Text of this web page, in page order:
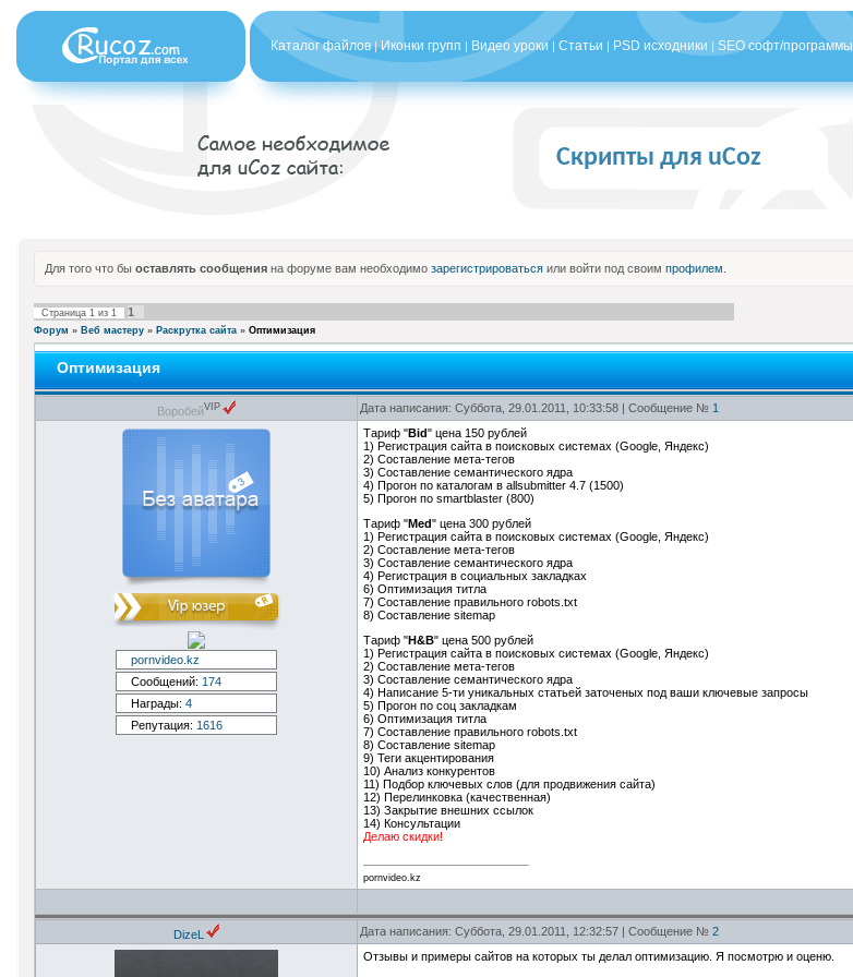
Каталог файлов|Иконки групп | Видео уроки | Статьи | PSD исходники | SEO софт/программы
Скрипты для uCoz
Для того что бы оставлять сообщения на форуме вам необходимо зарегистрироваться или войти под своим профилем
Страница 1 из 1 1
Форум » Веб мастеру » Раскрутка сайта » Оптимизация
Оптимизация
ВоробейVIP Дата написания: Суббота, 29.01.2011, 10:33:58 | Сообщение № 1
pornvideo.kz
Сообщений: 174
Награды: 4
Репутация: 1616
Тариф "Bid" цена 150 рублей
1) Регистрация сайта в поисковых системах (Google, Яндекс)
2) Составление мета-тегов
3) Составление семантического ядра
4) Прогон по каталогам в allsubmitter 4.7 (1500)
5) Прогон по smartblaster (800)
Тариф "Med" цена 300 рублей
1) Регистрация сайта в поисковых системах (Google, Яндекс)
2) Составление мета-тегов
3) Составление семантического ядра
4) Регистрация в социальных закладках
6) Оптимизация титла
7) Составление правильного robots.txt
8) Составление sitemap
Тариф "H&B" цена 500 рублей
1) Регистрация сайта в поисковых системах (Google, Яндекс)
2) Составление мета-тегов
3) Составление семантического ядра
4) Написание 5-ти уникальных статьей заточеных под ваши ключевые запросы
5) Прогон по соц закладкам
6) Оптимизация титла
7) Составление правильного robots.txt
8) Составление sitemap
9) Теги акцентирования
10) Анализ конкурентов
11) Подбор ключевых слов (для продвижения сайта)
12) Перелинковка (качественная)
13) Закрытие внешних ссылок
14) Консультации
Делаю скидки!
pornvideo.kz
DizeL Дата написания: Суббота, 29.01.2011, 12:32:57 | Сообщение № 2
Отзывы и примеры сайтов на которых ты делал оптимизацию. Я посмотрю и оценю.